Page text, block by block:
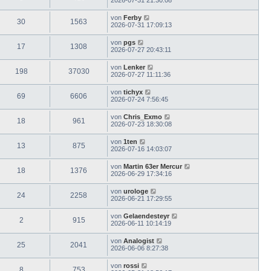
30 1563 von Ferby
2026-07-31 17:09:13
17 1308 von pgs
2026-07-27 20:43:11
198 37030 von Lenker
2026-07-27 11:11:36
69 6606 von tichyx
2026-07-24 7:56:45
18 961 von Chris_Exmo
2026-07-23 18:30:08
13 875 von 1ten
2026-07-16 14:03:07
18 1376 von Martin 63er Mercur
2026-06-29 17:34:16
24 2258 von urologe
2026-06-21 17:29:55
2 915 von Gelaendesteyr
2026-06-11 10:14:19
25 2041 von Analogist
2026-06-06 8:27:38
von rossi